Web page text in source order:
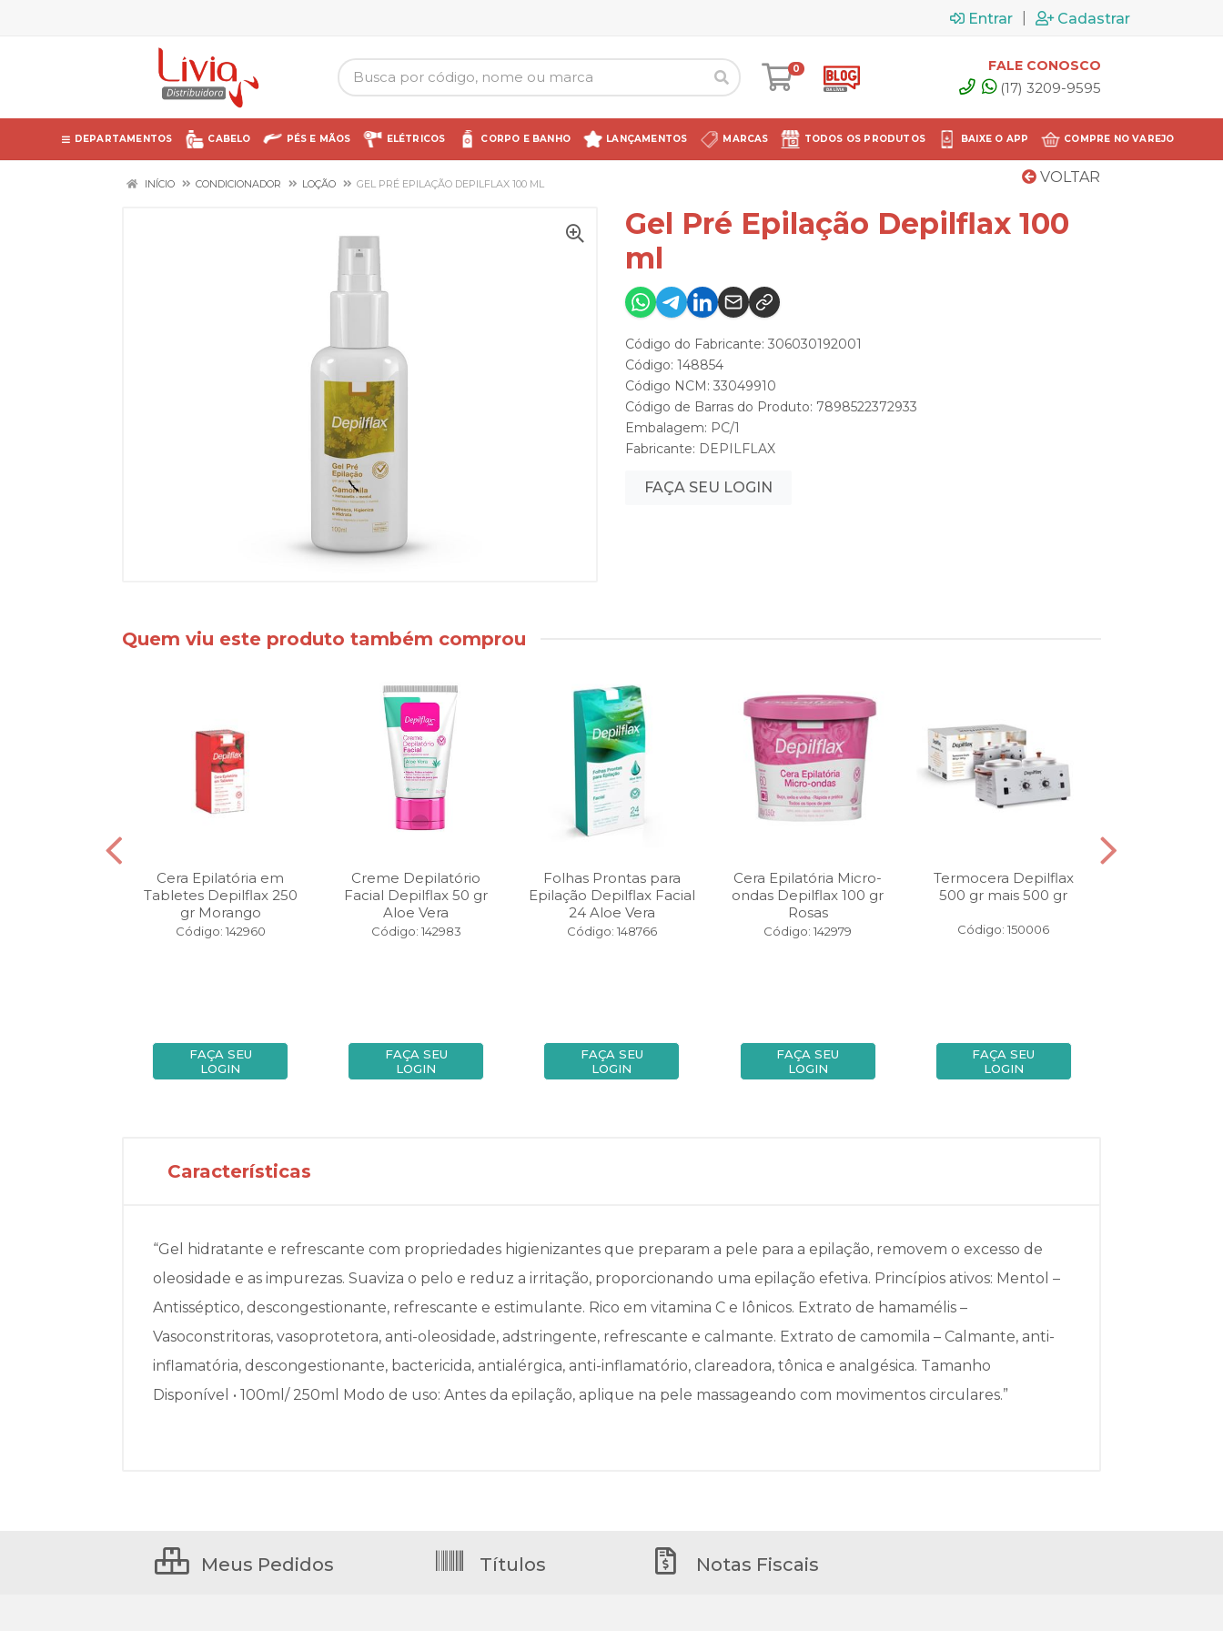
Entrar Cadastrar
0 FALE CONOSCO
(17) 3209-9595
DEPARTAMENTOS CABELO PÉS E MÃOS ELÉTRICOS CORPO E BANHO LANÇAMENTOS MARCAS TODOS OS PRODUTOS BAIXE O APP COMPRE NO VAREJO
VOLTAR
INÍCIO CONDICIONADOR LOÇÃO GEL PRÉ EPILAÇÃO DEPILFLAX 100 ML
Gel Pré Epilação Depilflax 100
ml
Código do Fabricante: 306030192001
Código: 148854
Código NCM: 33049910
Código de Barras do Produto: 7898522372933
Embalagem: PC/1
Fabricante: DEPILFLAX
FAÇA SEU LOGIN
Quem viu este produto também comprou
Cera Epilatória em
Tabletes Depilflax 250
gr Morango
Código: 142960
FAÇA SEU
LOGIN
Creme Depilatório
Facial Depilflax 50 gr
Aloe Vera
Código: 142983
FAÇA SEU
LOGIN
Folhas Prontas para
Epilação Depilflax Facial
24 Aloe Vera
Código: 148766
FAÇA SEU
LOGIN
Cera Epilatória Micro-
ondas Depilflax 100 gr
Rosas
Código: 142979
FAÇA SEU
LOGIN
Termocera Depilflax
500 gr mais 500 gr
Código: 150006
FAÇA SEU
LOGIN
Características
“Gel hidratante e refrescante com propriedades higienizantes que preparam a pele para a epilação, removem o excesso de
oleosidade e as impurezas. Suaviza o pelo e reduz a irritação, proporcionando uma epilação efetiva. Princípios ativos: Mentol –
Antisséptico, descongestionante, refrescante e estimulante. Rico em vitamina C e Iônicos. Extrato de hamamélis –
Vasoconstritoras, vasoprotetora, anti-oleosidade, adstringente, refrescante e calmante. Extrato de camomila – Calmante, anti-
inflamatória, descongestionante, bactericida, antialérgica, anti-inflamatório, clareadora, tônica e analgésica. Tamanho
Disponível • 100ml/ 250ml Modo de uso: Antes da epilação, aplique na pele massageando com movimentos circulares.”
Meus Pedidos Títulos Notas Fiscais